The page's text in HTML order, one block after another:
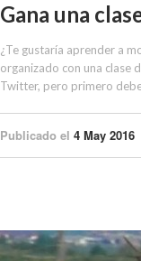
Gana una
¿Te gustaría aprender a
organizado con una clase
Twitter, pero primero
Publicado el 4 May 2016